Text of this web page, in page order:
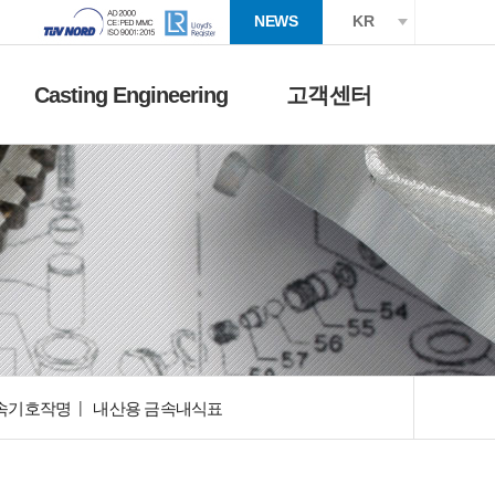
NEWS KR
Casting Engineering 고객센터
기호작명 내산용 금속내식표